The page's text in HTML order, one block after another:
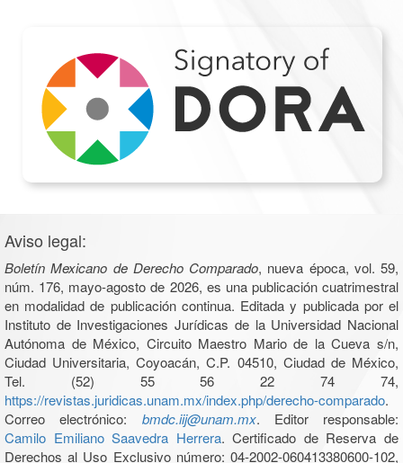
Aviso legal:
Boletín Mexicano de Derecho Comparado, nueva época, vol. 59,
núm. 176, mayo-agosto de 2026, es una publicación cuatrimestral
en modalidad de publicación continua. Editada y publicada por el
Instituto de Investigaciones Jurídicas de la Universidad Nacional
Autónoma de México, Circuito Maestro Mario de la Cueva s/n,
Ciudad Universitaria, Coyoacán, C.P. 04510, Ciudad de México,
Tel. (52) 55 56 22 74 74,
https://revistas.juridicas.unam.mx/index.php/derecho-comparado.
Correo electrónico: bmdc.iij@unam.mx. Editor responsable:
Camilo Emiliano Saavedra Herrera. Certificado de Reserva de
Derechos al Uso Exclusivo número: 04-2002-060413380600-102,